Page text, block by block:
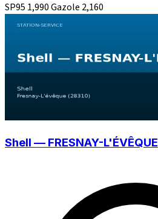
SP95 1,990Gazole 2,160
Shell — FRESNAY-L'ÉVÊQUE